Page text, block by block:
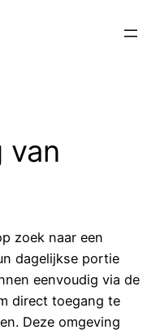
van
zoek naar een
dagelijkse portie
eenvoudig via de
direct toegang te
Deze omgeving